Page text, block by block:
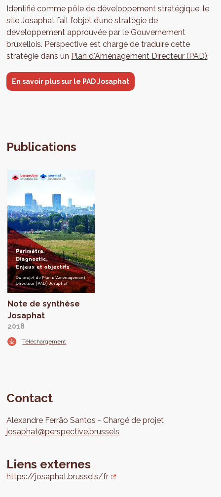
Identifié comme pôle de développement stratégique, le
site Josaphat fait l’objet d’une stratégie de
développement approuvée par le Gouvernement
bruxellois. Perspective est chargé de traduire cette
stratégie dans un Plan d'Aménagement Directeur (PAD).
En savoir plus sur le PAD Josaphat
Publications
Note de synthèse
Josaphat
2018
Téléchargement
Contact
Alexandre Ferrão Santos
Chargé de projet
josaphat@perspective.brussels
Liens externes
https://josaphat.brussels/fr